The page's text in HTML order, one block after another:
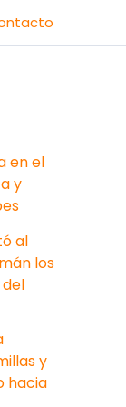
en el
y
al
los
y
hacia